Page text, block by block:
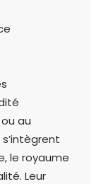
au
le royaume
Leur